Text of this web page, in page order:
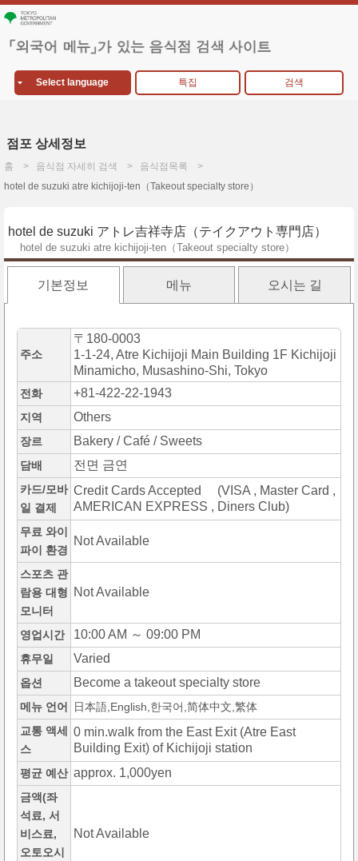
Select language 특집 검색
점포 상세정보
홈 음식점 자세히 검색
음식점목록
hotel de suzuki atre kichijoji-ten（Takeout specialty store）
hotel de suzuki アトレ吉祥寺店（テイクアウト専門店）
hotel de suzuki atre kichijoji-ten（Takeout specialty store）
기본정보 메뉴 오시는 길
주소
〒180-0003
1-1-24, Atre Kichijoji Main Building 1F Kichijoji
Minamicho, Musashino-Shi, Tokyo
전화 +81-422-22-1943
지역 Others
장르 Bakery / Café / Sweets
담배 전면 금연
카드/모바
일 결제
Credit Cards Accepted (VISA , Master Card ,
AMERICAN EXPRESS , Diners Club)
무료 와이
파이 환경
Not Available
스포츠 관
람용 대형
모니터
Not Available
영업시간 10:00 AM ～ 09:00 PM
휴무일 Varied
옵션 Become a takeout specialty store
메뉴 언어
日本語,English,한국어,简体中文,繁体
교통 액세
스
0 min.walk from the East Exit (Atre East
Building Exit) of Kichijoji station
평균 예산 approx. 1,000yen
금액(좌
석료, 서
비스료,
오토오시
Not Available